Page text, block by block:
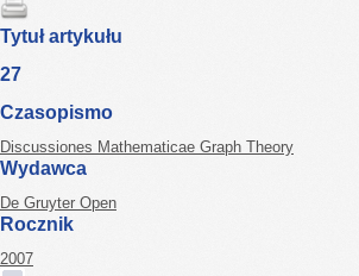
Tytuł artykułu
27
Czasopismo
Discussiones Mathematicae Graph Theory
Wydawca
De Gruyter Open
Rocznik
2007